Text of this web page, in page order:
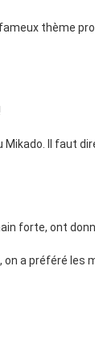
thème
Il faut
forte, ont
a préféré les